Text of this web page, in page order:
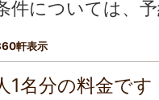
件については、
軒表示
1名分の料金で